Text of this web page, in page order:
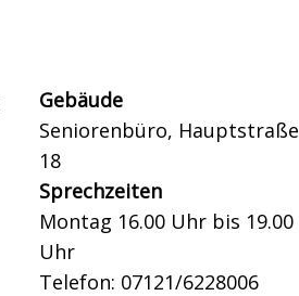
Gebäude
Seniorenbüro, Hauptstraße
18
Sprechzeiten
Montag 16.00 Uhr bis 19.00
Uhr
Telefon: 07121/6228006